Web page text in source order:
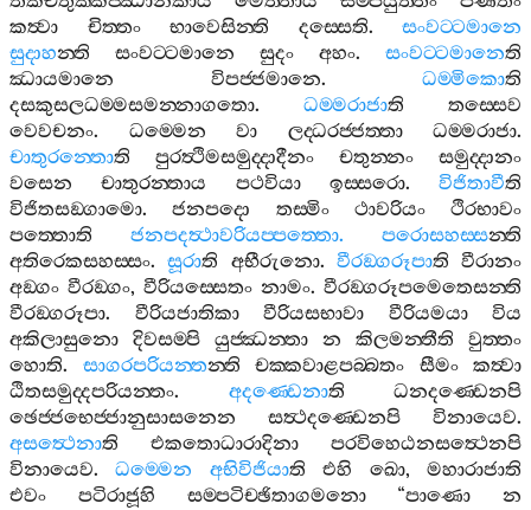
කත්‍වා
චිත‍්තං භාවෙසින‍්ති දස‍්සෙති. සංවට‍්ටමානෙ
සුදාහන‍්ති සංවට‍්ටමානෙ සුදං අහං. සංවට‍්ටමානෙති
ඣායමානෙ
විපජ‍්ජමානෙ. ධම‍්මිකොති
දසකුසලධම‍්මසමන‍්නාගතො. ධම‍්මරාජාති
තස‍්සෙව
වෙවචනං. ධම‍්මෙන වා ලද‍්ධරජ‍්ජත‍්තා ධම‍්මරාජා.
චාතුරන‍්තොති පුරත්‍ථිමසමුද‍්දාදීනං චතුන‍්නං
සමුද‍්දානං
වසෙන
චාතුරන‍්තාය පථවියා ඉස‍්සරො. විජිතාවීති
විජිතසඞ‍්ගාමො.ජනපදො තස‍්මිං ථාවරියං
ථිරභාවං
පත‍්තොති
ජනපදත්‍ථාවරියප‍්පත‍්තො. පරොසහස‍්සන‍්ති
අතිරෙකසහස‍්සං.සූරාති අභීරුනො. වීරඞ‍්ගරූපාති වීරානං
අඞ‍්ගං වීරඞ‍්ගං, වීරියස‍්සෙතං නාමං. වීරඞ‍්ගරූපමෙතෙසන‍්ති
වීරඞ‍්ගරූපා. වීරියජාතිකා වීරියසභාවා වීරියමයා
විය
අකිලාසුනො
දිවසම‍්පි යුජ‍්ඣන‍්තා න කිලමන‍්තීති
වුත‍්තං
හොති. සාගරපරියන‍්තන‍්ති චක‍්කවාළපබ‍්බතං සීමං
කත්‍වා
ඨිතසමුද‍්දපරියන‍්තං. අදණ‍්ඩෙනාති
ධනදණ‍්ඩෙනපි
ඡෙජ‍්ජභෙජ‍්ජානුසාසනෙන
සත්‍ථදණ‍්ඩෙනපි විනායෙව.
අසත්‍ථෙනාති එකතොධාරාදිනා
පරවිහෙඨනසත්‍ථෙනපි
විනායෙව.ධම‍්මෙන අභිවිජියාති එහි ඛො,මහාරාජාති
එවං
පටිරාජූහි සම‍්පටිච‍්ඡිතාගමනො“පාණො
න